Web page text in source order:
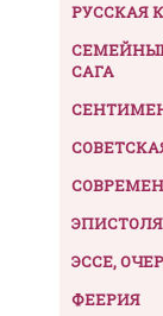
РУССКАЯ
САГА
ЭССЕ,
ФЕЕРИЯ